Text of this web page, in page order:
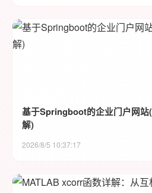
基于Springboot的企业门户网站
解)
2026/8/5 10:37:17